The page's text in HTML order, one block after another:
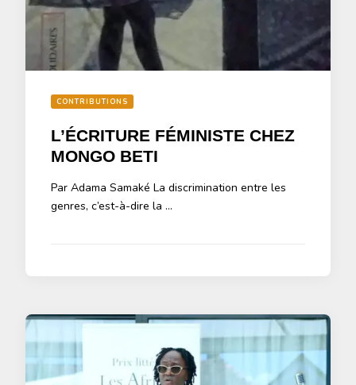
CONTRIBUTIONS
L’ÉCRITURE FÉMINISTE CHEZ
MONGO BETI
Par Adama Samaké La discrimination entre les
genres, c’est-à-dire la …